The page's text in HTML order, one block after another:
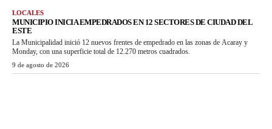
LOCALES
MUNICIPIO INICIA EMPEDRADOS EN 12 SECTORES DE CIUDAD DEL
ESTE
La Municipalidad inició 12 nuevos frentes de empedrado en las zonas de Acaray y
Monday, con una superficie total de 12.270 metros cuadrados.
9 de agosto de 2026